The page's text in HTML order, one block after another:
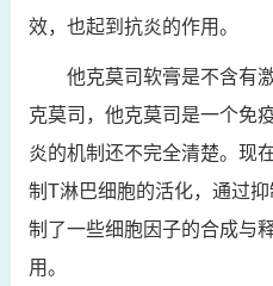
效，也起到抗炎的作用。
他克莫司软膏是不含有
克莫司，他克莫司是一个免
炎的机制还不完全清楚。现
制T淋巴细胞的活化，通过
制了一些细胞因子的合成与
用。